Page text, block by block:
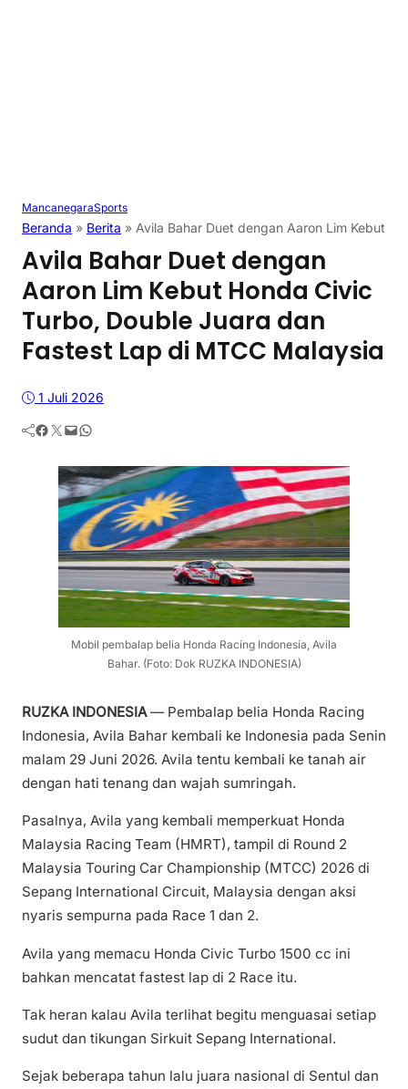
MancanegaraSports
Beranda » Berita » Avila Bahar Duet dengan Aaron Lim Kebut
Avila Bahar Duet dengan
Aaron Lim Kebut Honda Civic
Turbo, Double Juara dan
Fastest Lap di MTCC Malaysia
1 Juli 2026
Facebook Twitter Mail WhatsApp
Mobil pembalap belia Honda Racing Indonesia, Avila
Bahar. (Foto: Dok RUZKA INDONESIA)
RUZKA INDONESIA— Pembalap belia Honda Racing
Indonesia, Avila Bahar kembali ke Indonesia pada Senin
malam 29 Juni 2026. Avila tentu kembali ke tanah air
dengan hati tenang dan wajah sumringah.
Pasalnya, Avila yang kembali memperkuat Honda
Malaysia Racing Team (HMRT), tampil di Round 2
Malaysia Touring Car Championship (MTCC) 2026 di
Sepang International Circuit, Malaysia dengan aksi
nyaris sempurna pada Race 1 dan 2.
Avila yang memacu Honda Civic Turbo 1500 cc ini
bahkan mencatat fastest lap di 2 Race itu.
Tak heran kalau Avila terlihat begitu menguasai setiap
sudut dan tikungan Sirkuit Sepang International.
Sejak beberapa tahun lalu juara nasional di Sentul dan